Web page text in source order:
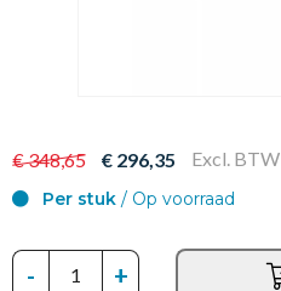
€ 348,65 € 296,35 Excl. BTW
Per stuk / Op voorraad
- +